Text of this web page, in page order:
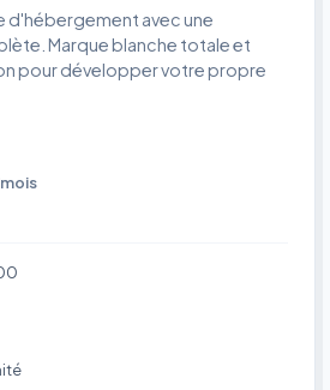
d'hébergement avec une
Marque blanche totale et
pour développer votre propre